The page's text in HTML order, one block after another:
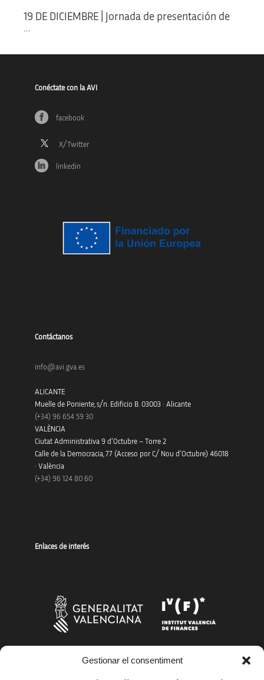
Gestionar el consentiment
19 DE DICIEMBRE | Jornada de presentación de
...
Conéctate con la AVI
facebook
linkedin
Contáctanos
info@avi.gva.es
ALICANTE
Muelle de Poniente, s/n. Edificio B. 03003 · Alicante
(+34) 96 654 59 30
VALÈNCIA
Ciutat Administrativa 9 d’Octubre – Torre 2
Calle de la Democracia, 77 (Acceso por C/ Nou d’Octubre) 46018
· València
(+34) 96 124 80 60
Enlaces de interés